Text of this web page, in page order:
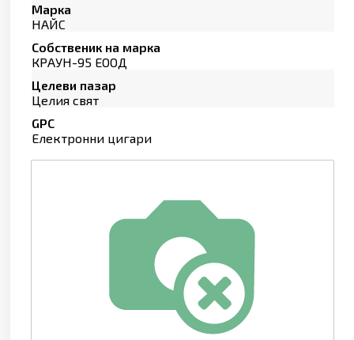
Марка
НАЙС
Собственик на марка
КРАУН-95 ЕООД
Целеви пазар
Целия свят
GPC
Електронни цигари